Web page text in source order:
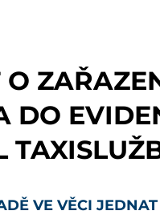
O
DO
VE VĚCI JEDNAT